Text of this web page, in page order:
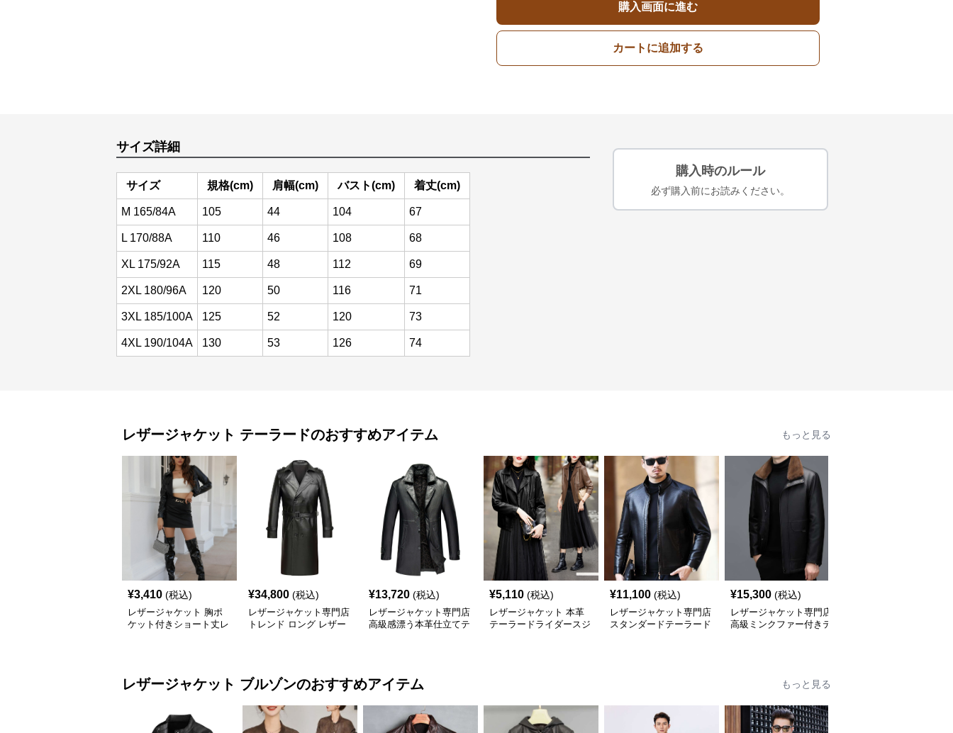
購入画面に進む
カートに追加する
サイズ詳細
サイズ 規格(cm) 肩幅(cm) バスト(cm) 着丈(cm)
M 165/84A 105 44 104 67
L 170/88A 110 46 108 68
XL 175/92A 115 48 112 69
2XL 180/96A 120 50 116 71
3XL 185/100A 125 52 120 73
4XL 190/104A 130 53 126 74
購入時のルール
必ず購入前にお読みください。
レザージャケット テーラードのおすすめアイテム もっと見る
¥3,410 (税込)
レザージャケット 胸ポ
ケット付きショート丈レ
¥34,800 (税込)
レザージャケット専門店
トレンド ロング レザー
¥13,720 (税込)
レザージャケット専門店
高級感漂う本革仕立てテ
¥5,110 (税込)
レザージャケット 本革
テーラードライダースジ
¥11,100 (税込)
レザージャケット専門店
スタンダードテーラード
¥15,300 (税込)
レザージャケット専門店
高級ミンクファー付きテ
レザージャケット ブルゾンのおすすめアイテム もっと見る